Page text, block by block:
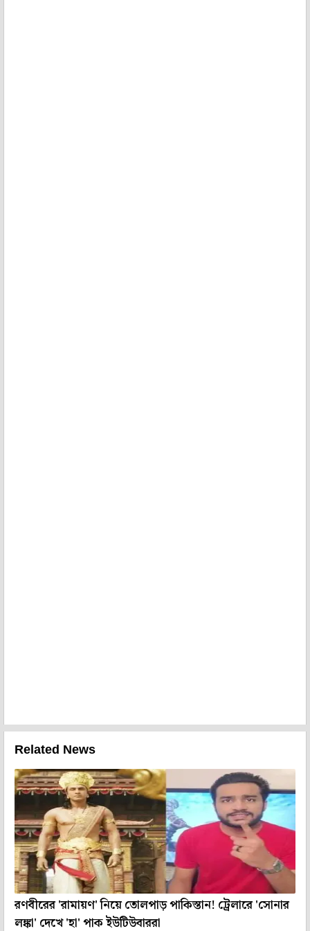
Related News
রণবীরের 'রামায়ণ' নিয়ে তোলপাড় পাকিস্তান! ট্রেলারে 'সোনার
লঙ্কা' দেখে 'হা' পাক ইউটিউবাররা